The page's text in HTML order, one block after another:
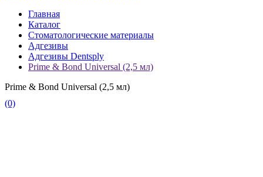
Главная
Каталог
Стоматологические материалы
Адгезивы
Адгезивы Dentsply
Prime & Bond Universal (2,5 мл)
Prime & Bond Universal (2,5 мл)
(0)